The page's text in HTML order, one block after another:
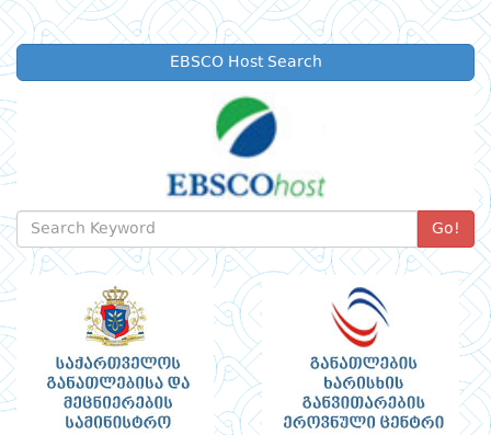
EBSCO Host Search
Go!